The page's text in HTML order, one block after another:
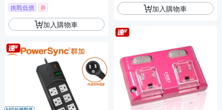
挑戰低價 券
加入購物車
加入購物車